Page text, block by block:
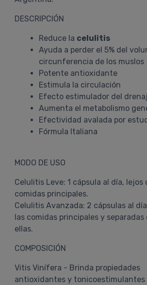
DESCRIPCIÓN
Reduce la celulitis
Ayuda a perder el 5% del
circunferencia de los muslos
Potente antioxidante
Estimula la circulación
Efecto estimulador del
Aumenta el metabolismo
Efectividad avalada por
Fórmula Italiana
MODO DE USO
Celulitis Leve: 1 cápsula al día, lejos
comidas principales.
Celulitis Avanzada: 2 cápsulas al
las comidas principales y
ellas.
COMPOSICIÓN
Vitis Vinífera - Brinda propiedades
antioxidantes y tonicoestimulantes